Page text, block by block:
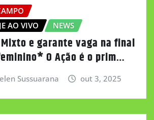
AO VIVO
NEWS
e garante vaga na final
O Ação é o prim…
Sussuarana out 3, 2025